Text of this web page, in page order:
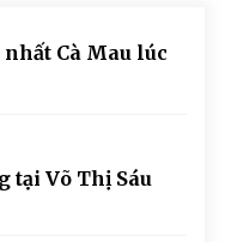
Cà Mau lúc
tại Võ Thị Sáu